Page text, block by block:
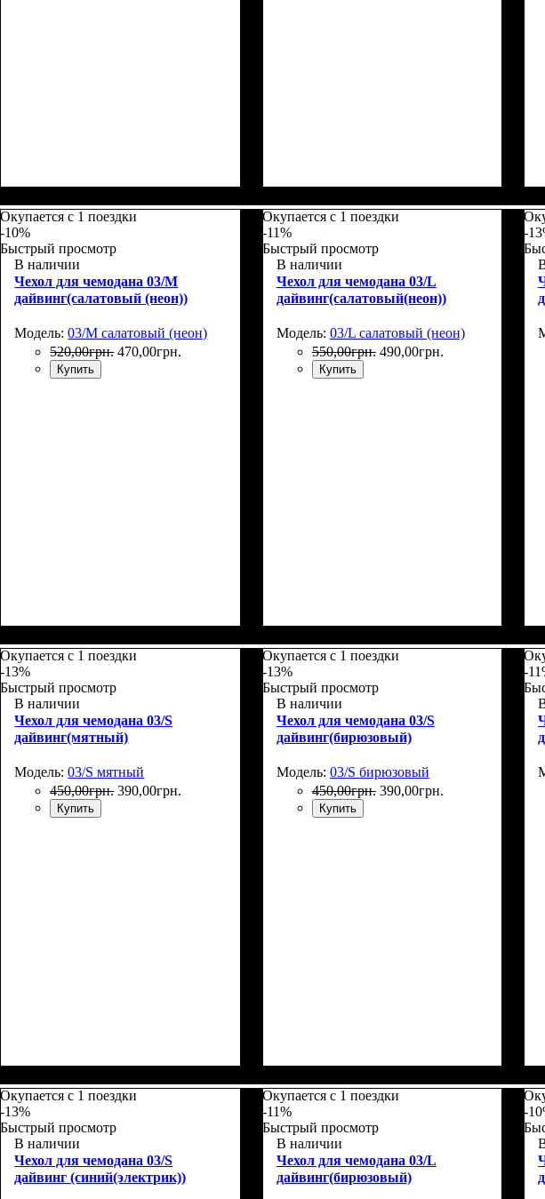
Окупается с 1 поездки
-10%
Быстрый просмотр
В наличии
Чехол для чемодана 03/M
дайвинг(салатовый (неон))
Модель:03/M салатовый (неон)
520,00грн. 470,00грн.
Купить
Окупается с 1 поездки
-11%
Быстрый просмотр
В наличии
Чехол для чемодана 03/L
дайвинг(салатовый(неон))
Модель: 03/L салатовый (неон)
550,00грн. 490,00грн.
Купить
-
Окупается с 1 поездки
-13%
Быстрый просмотр
В наличии
Чехол для чемодана 03/S
дайвинг(мятный)
Модель:03/S мятный
450,00грн. 390,00грн.
Купить
Окупается с 1 поездки
-13%
Быстрый просмотр
В наличии
Чехол для чемодана 03/S
дайвинг(бирюзовый)
Модель: 03/S бирюзовый
450,00грн. 390,00грн.
Купить
-
Окупается с 1 поездки
-13%
Быстрый просмотр
В наличии
Чехол для чемодана 03/S
дайвинг (синий(электрик))
Окупается с 1 поездки
-11%
Быстрый просмотр
В наличии
Чехол для чемодана 03/L
дайвинг(бирюзовый)
-